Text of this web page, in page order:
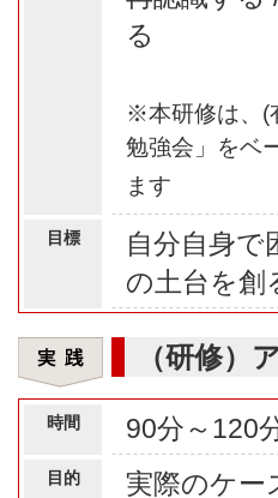
る
※本研修は、(
勉強会」をベ
ます
目標
自分自身で
の土台を創
（研修）
時間 90分～120
目的
実際のケー